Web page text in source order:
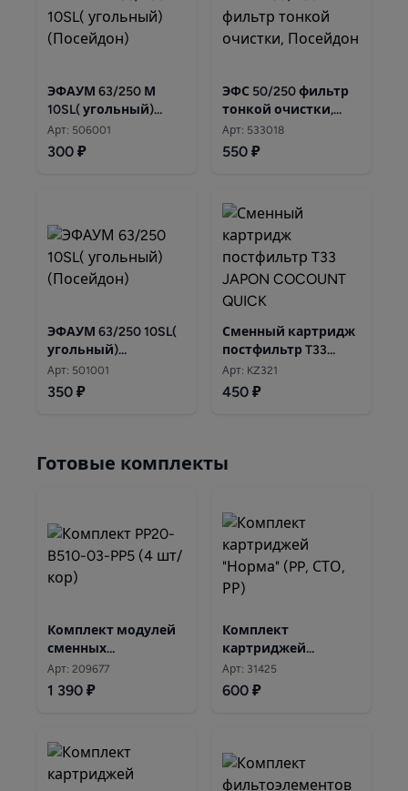
ЭФАУМ 63/250 М
10SL( угольный)
(Посейдон)
Арт: 506001
300 ₽
ЭФС 50/250 фильтр
тонкой очистки,
Посейдон
Арт: 533018
550 ₽
ЭФАУМ 63/250 10SL(
угольный)
(Посейдон)
Арт: 501001
350 ₽
Сменный картридж
постфильтр T33
JAPON COCOUNT
QUICK
Арт: KZ321
450 ₽
Готовые комплекты
Комплект модулей
сменных
фильтрующих
Аквафор PP20-B510-
Арт: 209677
1 390 ₽
Комплект
картриджей
"Норма" (PP, СТО, РР)
Арт: 31425
600 ₽